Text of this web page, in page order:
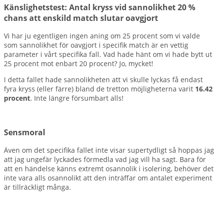
Känslighetstest: Antal kryss vid sannolikhet 20 %
chans att enskild match slutar oavgjort
Vi har ju egentligen ingen aning om 25 procent som vi valde
som sannolikhet för oavgjort i specifik match är en vettig
parameter i vårt specifika fall. Vad hade hänt om vi hade bytt ut
25 procent mot enbart 20 procent? Jo, mycket!
I detta fallet hade sannolikheten att vi skulle lyckas få endast
fyra kryss (eller färre) bland de tretton möjligheterna varit 16.42
procent. Inte längre försumbart alls!
Sensmoral
Även om det specifika fallet inte visar supertydligt så hoppas jag
att jag ungefär lyckades förmedla vad jag vill ha sagt. Bara för
att en händelse känns extremt osannolik i isolering, behöver det
inte vara alls osannolikt att den inträffar om antalet experiment
är tillräckligt många.